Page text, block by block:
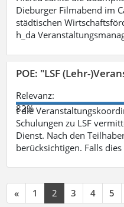
Dieburger Filmabend im
städtischen
h_da
POE: "LSF (Lehr-
Relevanz:
82%
t die
Schulungen zu LSF
Dienst. Nach den
berücksichtigen. Falls dies
« 1 2 3 4 5